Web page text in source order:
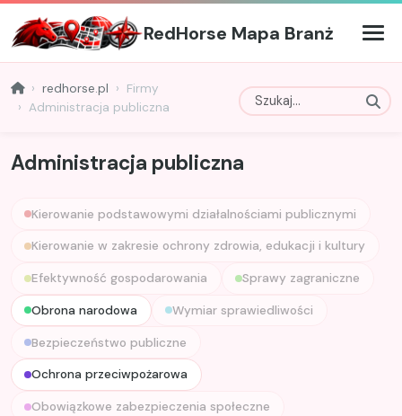
RedHorse Mapa Branż
redhorse.pl
Firmy
Administracja publiczna
Administracja publiczna
Kierowanie podstawowymi działalnościami publicznymi
Kierowanie w zakresie ochrony zdrowia, edukacji i kultury
Efektywność gospodarowania Sprawy zagraniczne
Obrona narodowa Wymiar sprawiedliwości
Bezpieczeństwo publiczne
Ochrona przeciwpożarowa
Obowiązkowe zabezpieczenia społeczne